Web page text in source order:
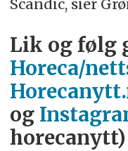
Scandic, sier
Lik og følg
Horeca/
og
horecanytt)